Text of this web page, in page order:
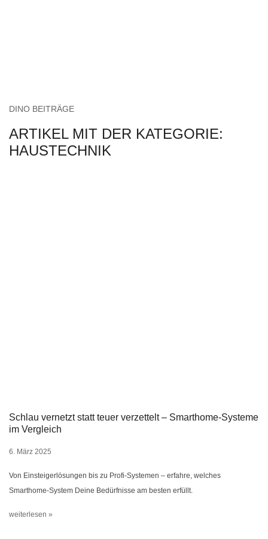
DINO BEITRÄGE
ARTIKEL MIT DER KATEGORIE:
HAUSTECHNIK
Schlau vernetzt statt teuer verzettelt – Smarthome-Systeme
im Vergleich
6. März 2025
Von Einsteigerlösungen bis zu Profi-Systemen – erfahre, welches
Smarthome-System Deine Bedürfnisse am besten erfüllt.
weiterlesen »